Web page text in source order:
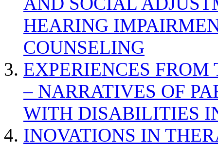
HEARING
COUNSELING
EXPERIENCES
– NARRATIVES OF
WITH DISABILITIES
INOVATIONS IN